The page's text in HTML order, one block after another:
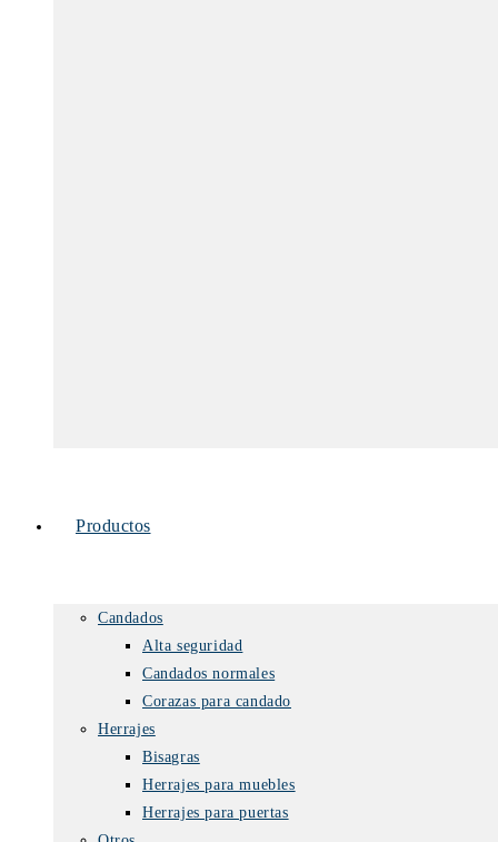
Productos
Candados
Alta seguridad
Candados normales
Corazas para candado
Herrajes
Bisagras
Herrajes para muebles
Herrajes para puertas